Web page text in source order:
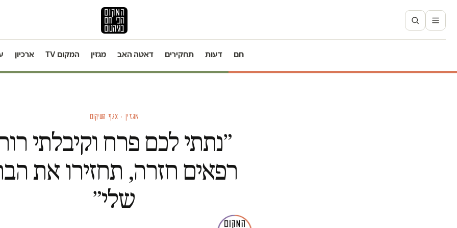
חם דעות תחקירים דאטה האב מגזין המקום TV ארכיון
מגזין · אגף השיקום
״נתתי לכם פרח וקיבלתי
רפאים חזרה, תחזירו את
שלי״